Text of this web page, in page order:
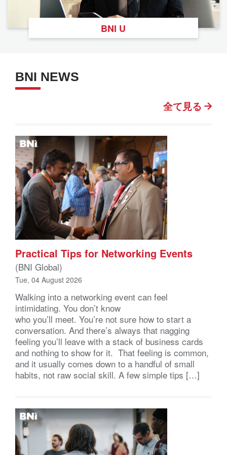
BNI U
BNI NEWS
全て見る
Practical Tips for Networking Events
(BNI Global)
Tue, 04 August 2026
Walking into a networking event can feel
intimidating. You don’t know
who you’ll meet. You’re not sure how to start a
conversation. And there’s always that nagging
feeling you’ll leave with a stack of business cards
and nothing to show for it. That feeling is common,
and it usually comes down to a handful of small
habits, not raw social skill. A few simple tips […]